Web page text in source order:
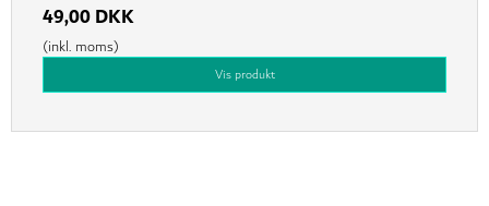
49,00 DKK
(inkl. moms)
Vis produkt